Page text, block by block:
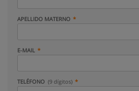
APELLIDO MATERNO
E-MAIL
TELÉFONO (9 dígitos)